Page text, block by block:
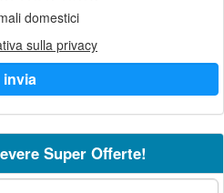
domestici
sulla privacy
Super Offerte!